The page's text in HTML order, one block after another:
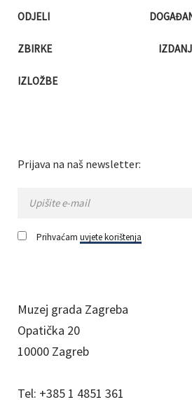
ODJELI
ZBIRKE
IZLOŽBE
Prijava na naš newsletter:
Prihvaćam uvjete korištenja
Muzej grada Zagreba
Opatička 20
10000 Zagreb
Tel: +385 1 4851 361